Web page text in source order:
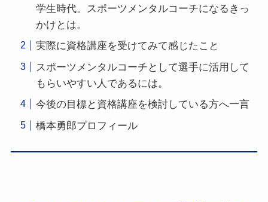
学生時代。スポーツメンタルコーチになるきっ
かけとは。
実際に資格講座を受けてみて感じたこと
スポーツメンタルコーチとして選手に活用して
もらいやすい人であるには。
今後の目標と資格講座を検討している方へ一言
橋本勇郎プロフィール